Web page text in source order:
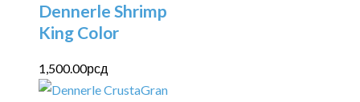
Dennerle Shrimp
King Color
1,500.00рсд